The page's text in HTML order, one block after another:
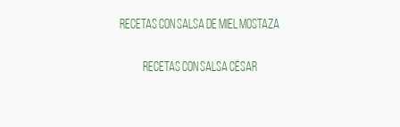
RECETAS CON SALSA DE MIEL MOSTAZA
RECETAS CON SALSA CÉSAR